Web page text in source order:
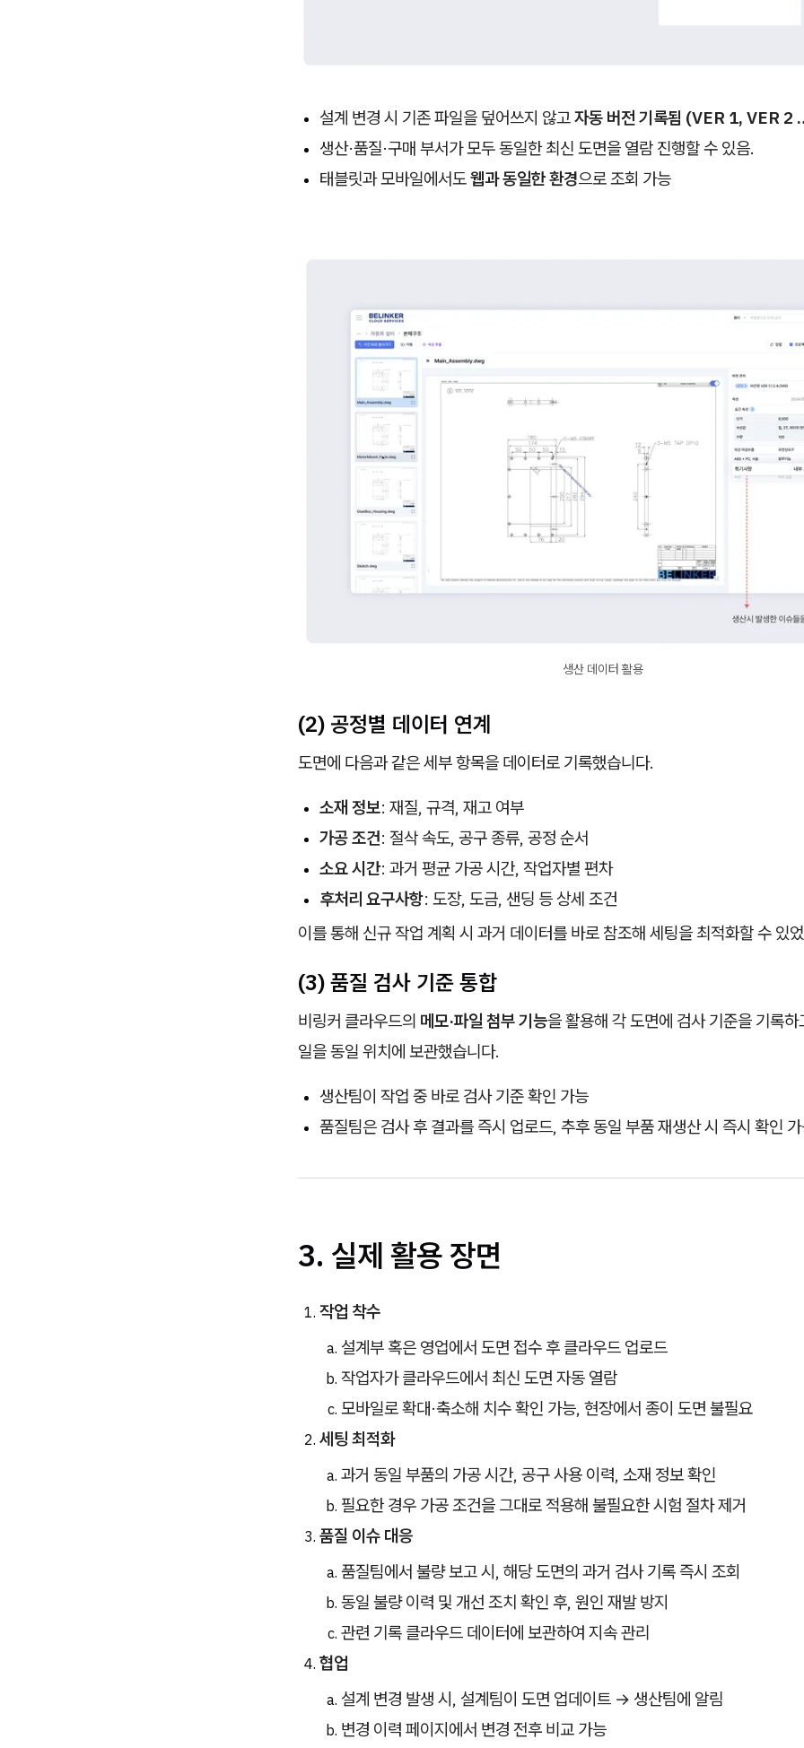
설계 변경 시 기존 파일을 덮어쓰지 않고자동 버전 기록됨 (VER 1, VER 2
생산·품질·구매 부서가 모두 동일한 최신 도면을 열람 진행할 수 있음.
태블릿과 모바일에서도웹과 동일한 환경으로 조회 가능
생산 데이터 활용
(2) 공정별 데이터 연계
도면에 다음과 같은 세부 항목을 데이터로 기록했습니다.
소재 정보: 재질, 규격, 재고 여부
가공 조건: 절삭 속도, 공구 종류, 공정 순서
소요 시간: 과거 평균 가공 시간, 작업자별 편차
후처리 요구사항: 도장, 도금, 샌딩 등 상세 조건
이를 통해 신규 작업 계획 시 과거 데이터를 바로 참조해 세팅을 최적화할 수 있
(3) 품질 검사 기준 통합
비링커 클라우드의 메모·파일 첨부 기능을 활용해 각 도면에 검사 기준을 기록
일을 동일 위치에 보관했습니다.
생산팀이 작업 중 바로 검사 기준 확인 가능
품질팀은 검사 후 결과를 즉시 업로드, 추후 동일 부품 재생산 시 즉시 확인
3. 실제 활용 장면
작업 착수
설계부 혹은 영업에서 도면 접수 후 클라우드 업로드
작업자가 클라우드에서 최신 도면 자동 열람
모바일로 확대·축소해 치수 확인 가능, 현장에서 종이 도면 불필요
세팅 최적화
과거 동일 부품의 가공 시간, 공구 사용 이력, 소재 정보 확인
필요한 경우 가공 조건을 그대로 적용해 불필요한 시험 절차 제거
품질 이슈 대응
품질팀에서 불량 보고 시, 해당 도면의 과거 검사 기록 즉시 조회
동일 불량 이력 및 개선 조치 확인 후, 원인 재발 방지
관련 기록 클라우드 데이터에 보관하여 지속 관리
협업
설계 변경 발생 시, 설계팀이 도면 업데이트 → 생산팀에 알림
변경 이력 페이지에서 변경 전후 비교 가능